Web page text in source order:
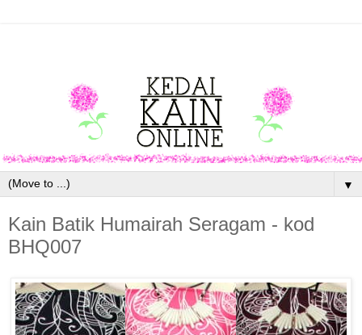
▼
Kain Batik Humairah Seragam - kod
BHQ007